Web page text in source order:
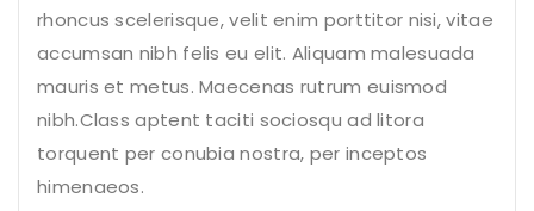
rhoncus scelerisque, velit enim porttitor nisi, vitae
accumsan nibh felis eu elit. Aliquam malesuada
mauris et metus. Maecenas rutrum euismod
nibh.Class aptent taciti sociosqu ad litora
torquent per conubia nostra, per inceptos
himenaeos.